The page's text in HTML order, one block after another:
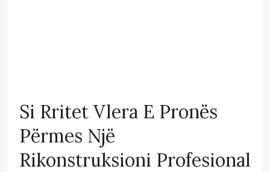
Si Rritet Vlera E Pronës
Përmes Një
Rikonstruksioni Profesional